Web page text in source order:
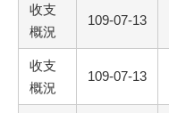
收支
概況
109-07-13
收支
概況
109-07-13